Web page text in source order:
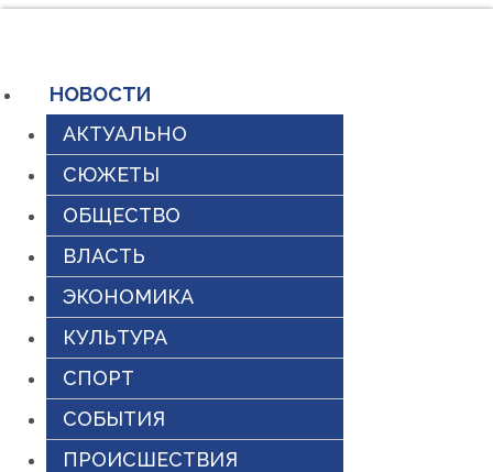
содержимому
НОВОСТИ
АКТУАЛЬНО
СЮЖЕТЫ
ОБЩЕСТВО
ВЛАСТЬ
ЭКОНОМИКА
КУЛЬТУРА
СПОРТ
СОБЫТИЯ
ПРОИСШЕСТВИЯ